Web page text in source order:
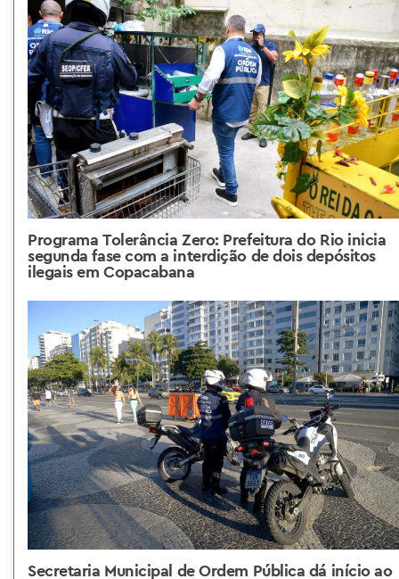
Programa Tolerância Zero: Prefeitura do Rio inicia
segunda fase com a interdição de dois depósitos
ilegais em Copacabana
Secretaria Municipal de Ordem Pública dá início ao